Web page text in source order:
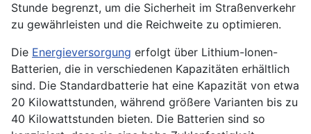
Stunde begrenzt, um die Sicherheit im Straßenverkehr
zu gewährleisten und die Reichweite zu optimieren.
Die Energieversorgung erfolgt über Lithium-Ionen-
Batterien, die in verschiedenen Kapazitäten erhältlich
sind. Die Standardbatterie hat eine Kapazität von etwa
20 Kilowattstunden, während größere Varianten bis zu
40 Kilowattstunden bieten. Die Batterien sind so